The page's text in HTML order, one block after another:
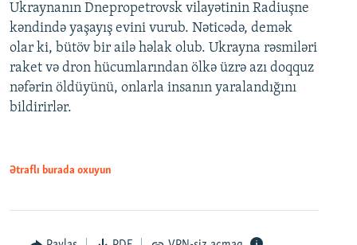
Ukraynanın Dnepropetrovsk vilayətinin Radiuşne
kəndində yaşayış evini vurub. Nəticədə, demək
olar ki, bütöv bir ailə həlak olub. Ukrayna rəsmiləri
raket və dron hücumlarından ölkə üzrə azı doqquz
nəfərin öldüyünü, onlarla insanın yaralandığını
bildirirlər.
Ətraflı burada oxuyun